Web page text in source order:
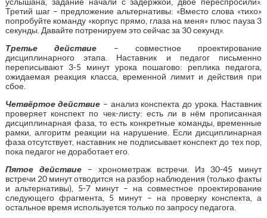
Третий шаг – предложение альтернативы: «Вместо слова «тихо»
попробуйте команду «корпус прямо, глаза на меня» плюс пауза 3
секунды. Давайте потренируем это сейчас за 30 секунд».
Третье действие – совместное проектирование
дисциплинарного этапа. Наставник и педагог письменно
переписывают 3-5 минут урока пошагово: реплика педагога,
ожидаемая реакция класса, временной лимит и действия при
сбое.
Четвёртое действие – анализ конспекта до урока. Наставник
проверяет конспект по чек-листу: есть ли в нём прописанная
дисциплинарная фаза, то есть конкретные команды, временные
рамки, алгоритм реакции на нарушение. Если дисциплинарная
фаза отсутствует, наставник не подписывает конспект до тех пор,
пока педагог не доработает его.
Пятое действие– хронометраж встречи. Из 30-45 минут
встречи 20 минут отводится на разбор наблюдения (только факты
и альтернативы), 5-7 минут – на совместное проектирование
следующего фрагмента, 5 минут – на проверку конспекта, а
остальное время используется только по запросу педагога.